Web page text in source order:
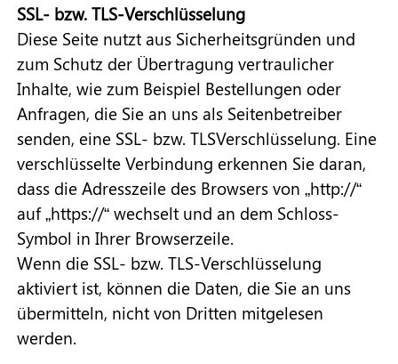
SSL- bzw. TLS-Verschlüsselung
Diese Seite nutzt aus Sicherheitsgründen und
zum Schutz der Übertragung vertraulicher
Inhalte, wie zum Beispiel Bestellungen oder
Anfragen, die Sie an uns als Seitenbetreiber
senden, eine SSL- bzw. TLSVerschlüsselung. Eine
verschlüsselte Verbindung erkennen Sie daran,
dass die Adresszeile des Browsers von „http://“
auf „https://“ wechselt und an dem Schloss-
Symbol in Ihrer Browserzeile.
Wenn die SSL- bzw. TLS-Verschlüsselung
aktiviert ist, können die Daten, die Sie an uns
übermitteln, nicht von Dritten mitgelesen
werden.